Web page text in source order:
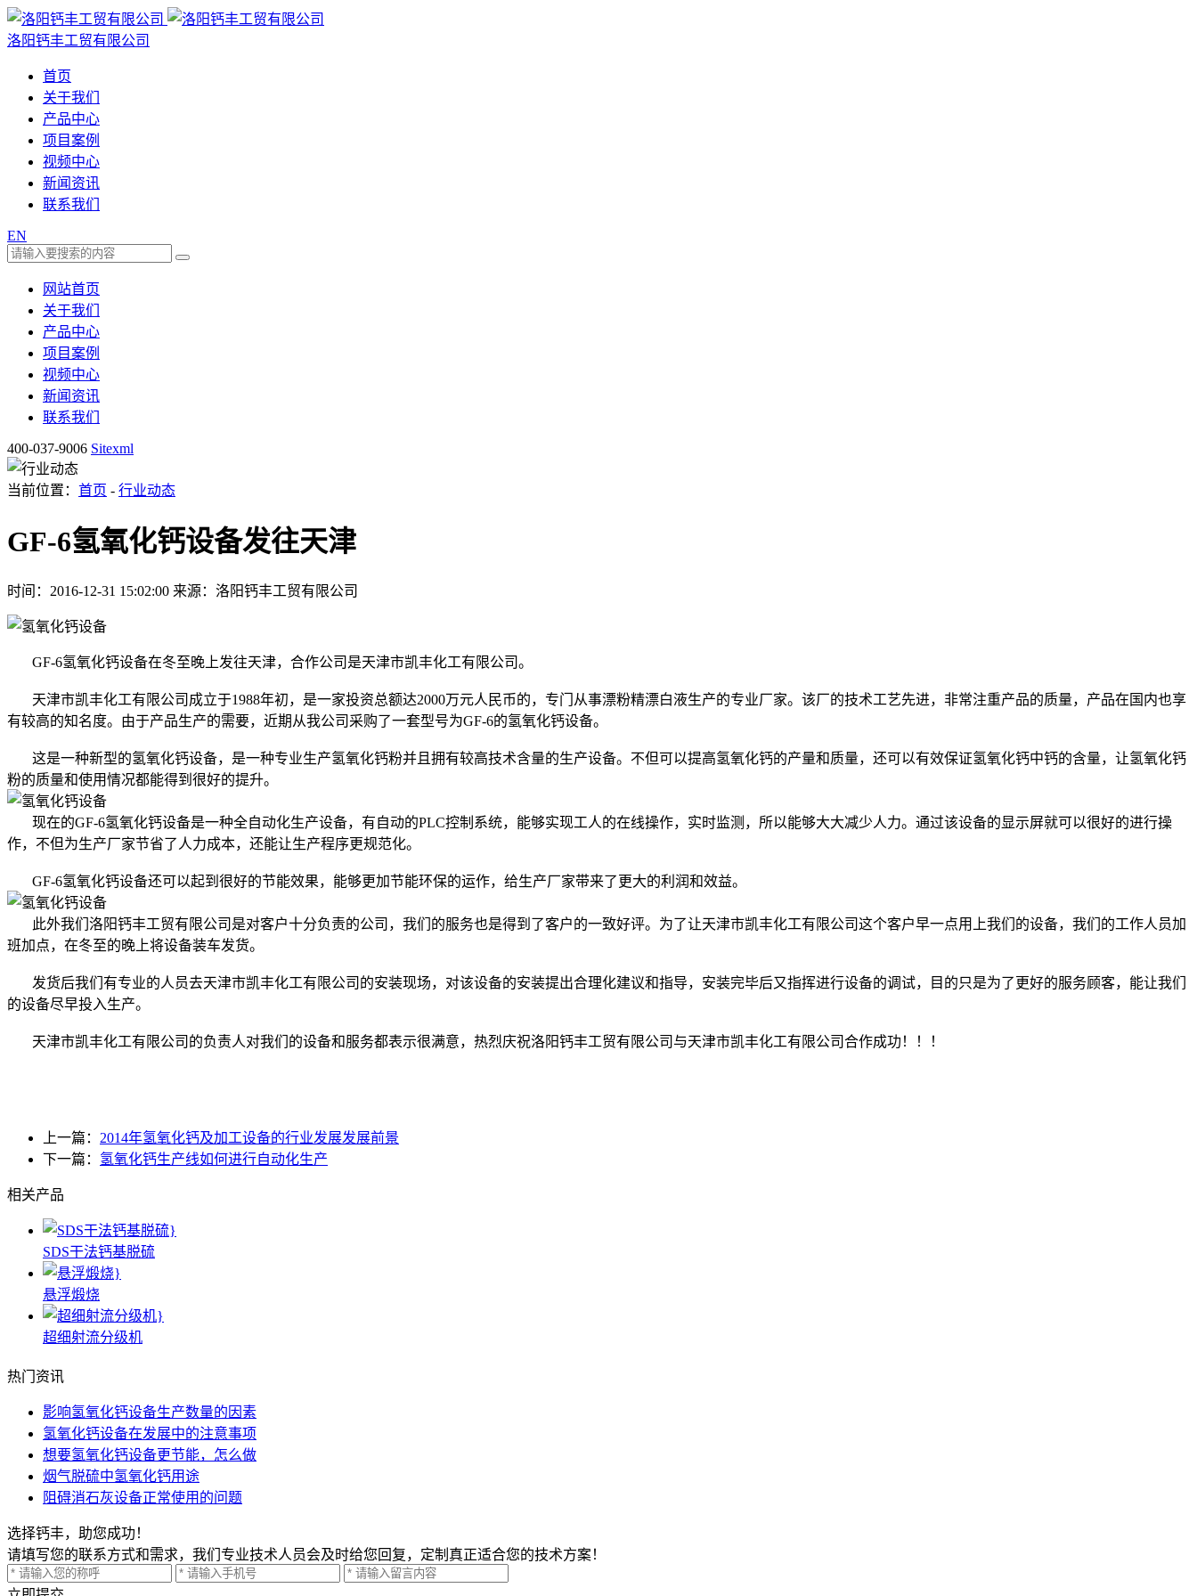
洛阳钙丰工贸有限公司
首页
关于我们
产品中心
项目案例
视频中心
新闻资讯
联系我们
EN
网站首页
关于我们
产品中心
项目案例
视频中心
新闻资讯
联系我们
400-037-9006 Sitexml
当前位置： 首页 - 行业动态
GF-6氢氧化钙设备发往天津
时间：2016-12-31 15:02:00 来源：洛阳钙丰工贸有限公司
GF-6氢氧化钙设备在冬至晚上发往天津，合作公司是天津市凯丰化工有限公司。
天津市凯丰化工有限公司成立于1988年初，是一家投资总额达2000万元人民币的，专门从事漂粉精漂白液生产的专业厂家。该厂的技术工艺先进，非常注重产品的质量，产品在国内也享
有较高的知名度。由于产品生产的需要，近期从我公司采购了一套型号为GF-6的氢氧化钙设备。
这是一种新型的氢氧化钙设备，是一种专业生产氢氧化钙粉并且拥有较高技术含量的生产设备。不但可以提高氢氧化钙的产量和质量，还可以有效保证氢氧化钙中钙的含量，让氢氧化钙
粉的质量和使用情况都能得到很好的提升。
现在的GF-6氢氧化钙设备是一种全自动化生产设备，有自动的PLC控制系统，能够实现工人的在线操作，实时监测，所以能够大大减少人力。通过该设备的显示屏就可以很好的进行操
作，不但为生产厂家节省了人力成本，还能让生产程序更规范化。
GF-6氢氧化钙设备还可以起到很好的节能效果，能够更加节能环保的运作，给生产厂家带来了更大的利润和效益。
此外我们洛阳钙丰工贸有限公司是对客户十分负责的公司，我们的服务也是得到了客户的一致好评。为了让天津市凯丰化工有限公司这个客户早一点用上我们的设备，我们的工作人员加
班加点，在冬至的晚上将设备装车发货。
发货后我们有专业的人员去天津市凯丰化工有限公司的安装现场，对该设备的安装提出合理化建议和指导，安装完毕后又指挥进行设备的调试，目的只是为了更好的服务顾客，能让我们
的设备尽早投入生产。
天津市凯丰化工有限公司的负责人对我们的设备和服务都表示很满意，热烈庆祝洛阳钙丰工贸有限公司与天津市凯丰化工有限公司合作成功！！！
上一篇： 2014年氢氧化钙及加工设备的行业发展发展前景
下一篇： 氢氧化钙生产线如何进行自动化生产
相关产品
SDS干法钙基脱硫
悬浮煅烧
超细射流分级机
热门资讯
影响氢氧化钙设备生产数量的因素
氢氧化钙设备在发展中的注意事项
想要氢氧化钙设备更节能，怎么做
烟气脱硫中氢氧化钙用途
阻碍消石灰设备正常使用的问题
选择钙丰，助您成功！
请填写您的联系方式和需求，我们专业技术人员会及时给您回复，定制真正适合您的技术方案！